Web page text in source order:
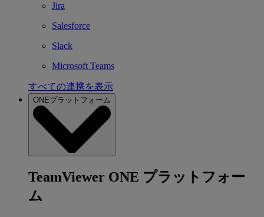
Jira
Salesforce
Slack
Microsoft Teams
すべての連携を表示
ONEプラットフォーム
TeamViewer ONE プラットフォー
ム